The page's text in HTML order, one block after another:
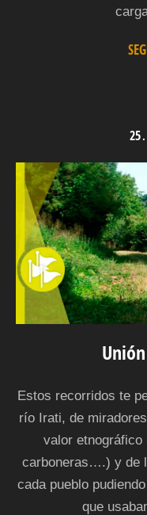
25.
Estos recorridos te
río Irati, de
valor etnográfico
carboneras….) y de
cada pueblo
que